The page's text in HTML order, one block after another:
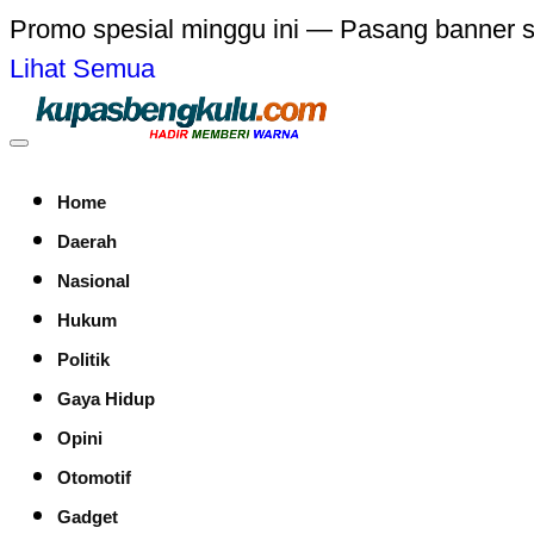
Promo spesial minggu ini — Pasang banner
Lihat Semua
Home
Daerah
Nasional
Hukum
Politik
Gaya Hidup
Opini
Otomotif
Gadget